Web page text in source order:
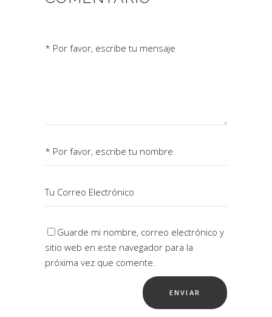
Guarde mi nombre, correo electrónico y
sitio web en este navegador para la
próxima vez que comente.